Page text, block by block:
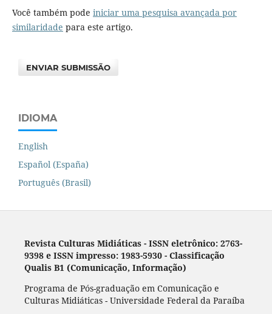
Você também pode iniciar uma pesquisa avançada por
similaridade para este artigo.
ENVIAR SUBMISSÃO
IDIOMA
English
Español (España)
Português (Brasil)
Revista Culturas Midiáticas - ISSN eletrônico: 2763-
9398 e ISSN impresso: 1983-5930 - Classificação
Qualis B1 (Comunicação, Informação)
Programa de Pós-graduação em Comunicação e
Culturas Midiáticas - Universidade Federal da Paraíba